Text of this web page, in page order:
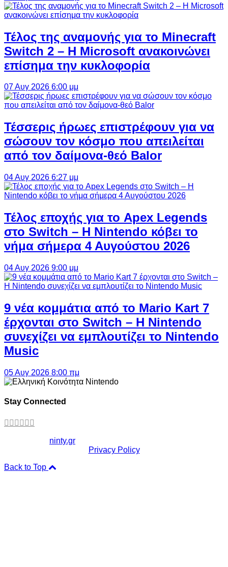
Τέλος της αναμονής για το Minecraft
Switch 2 – Η Microsoft ανακοινώνει
επίσημα την κυκλοφορία
07 Αυγ 2026 6:00 μμ
Τέσσερις ήρωες επιστρέφουν για να
σώσουν τον κόσμο που απειλείται
από τον δαίμονα-θεό Balor
04 Αυγ 2026 6:27 μμ
Τέλος εποχής για το Apex Legends
στο Switch – Η Nintendo κόβει το
νήμα σήμερα 4 Αυγούστου 2026
04 Αυγ 2026 9:00 μμ
9 νέα κομμάτια από το Mario Kart 7
έρχονται στο Switch – Η Nintendo
συνεχίζει να εμπλουτίζει το Nintendo
Music
05 Αυγ 2026 8:00 πμ
Stay Connected
ninty.gr
Privacy Policy
Back to Top